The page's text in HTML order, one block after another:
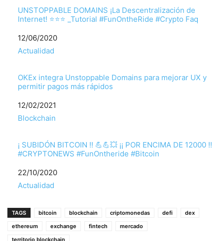
UNSTOPPABLE DOMAINS ¡La Descentralización de
Internet! ⭐⭐⭐ _Tutorial #FunOntheRide #Crypto Faq
Fecha
12/06/2020
Respecto a
Actualidad
OKEx integra Unstoppable Domains para mejorar UX y
permitir pagos más rápidos
Fecha
12/02/2021
Respecto a
Blockchain
¡ SUBIDÓN BITCOIN !! 💪💪💥 ¡¡ POR ENCIMA DE 12000 !!
#CRYPTONEWS #FunOntheride #Bitcoin
Fecha
22/10/2020
Respecto a
Actualidad
TAGS bitcoin blockchain criptomonedas defi
dex
ethereum
exchange fintech
mercado
territorio blockchain